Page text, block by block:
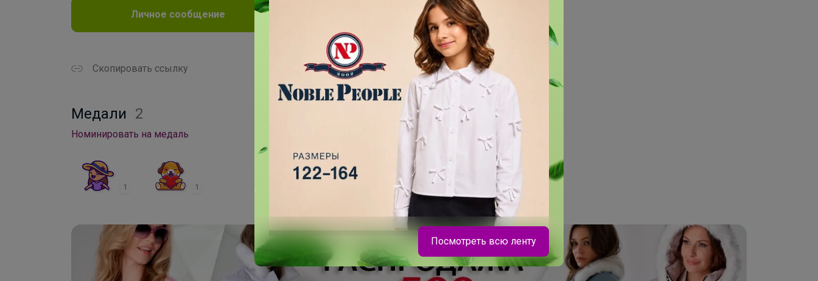
Личное сообщение
Скопировать ссылку
Медали 2
Номинировать на медаль
1 1
Посмотреть всю ленту